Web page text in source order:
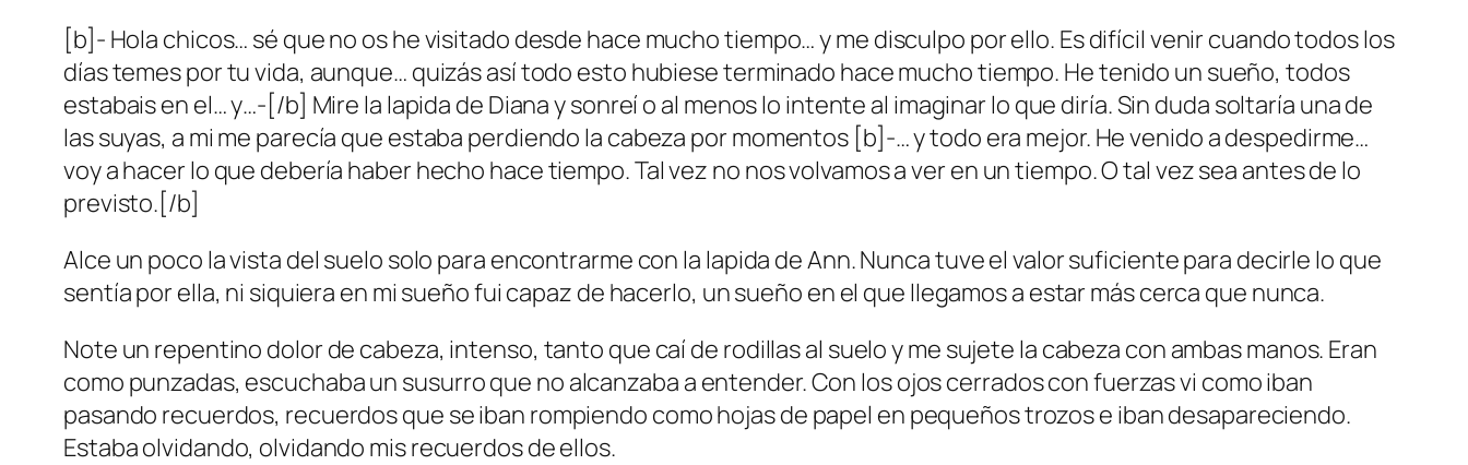
[b]- Hola chicos… sé que no os he visitado desde hace mucho tiempo… y me disculpo por ello. Es difícil venir cuando todos los
días temes por tu vida, aunque… quizás así todo esto hubiese terminado hace mucho tiempo. He tenido un sueño, todos
estabais en el… y…-[/b] Mire la lapida de Diana y sonreí o al menos lo intente al imaginar lo que diría. Sin duda soltaría una de
las suyas, a mi me parecía que estaba perdiendo la cabeza por momentos [b]-… y todo era mejor. He venido a despedirme…
voy a hacer lo que debería haber hecho hace tiempo. Tal vez no nos volvamos a ver en un tiempo. O tal vez sea antes de lo
previsto.[/b]
Alce un poco la vista del suelo solo para encontrarme con la lapida de Ann. Nunca tuve el valor suficiente para decirle lo que
sentía por ella, ni siquiera en mi sueño fui capaz de hacerlo, un sueño en el que llegamos a estar más cerca que nunca.
Note un repentino dolor de cabeza, intenso, tanto que caí de rodillas al suelo y me sujete la cabeza con ambas manos. Eran
como punzadas, escuchaba un susurro que no alcanzaba a entender. Con los ojos cerrados con fuerzas vi como iban
pasando recuerdos, recuerdos que se iban rompiendo como hojas de papel en pequeños trozos e iban desapareciendo.
Estaba olvidando, olvidando mis recuerdos de ellos.